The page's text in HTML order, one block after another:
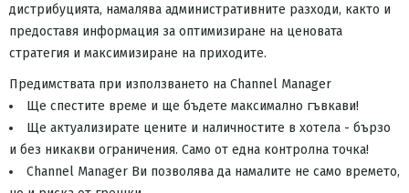
дистрибуцията, намалява административните разходи, както и
предоставя информация за оптимизиране на ценовата
стратегия и максимизиране на приходите.
Предимствата при използването на Channel Manager
Ще спестите време и ще бъдете максимално гъвкави!
Ще актуализирате цените и наличностите в хотела - бързо
и без никакви ограничения. Само от една контролна точка!
Channel Manager Ви позволява да намалите не само времето,